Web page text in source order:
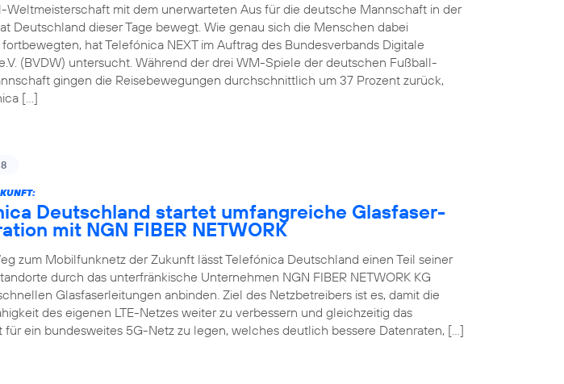
Weltmeisterschaft mit dem unerwarteten Aus für die deutsche Mannschaft in der
Deutschland dieser Tage bewegt. Wie genau sich die Menschen dabei
hat Telefónica NEXT im Auftrag des Bundesverbands Digitale
(BVDW) untersucht. Während der drei WM-Spiele der deutschen Fußball-
gingen die Reisebewegungen durchschnittlich um 37 Prozent zurück,
[…]
Deutschland startet umfangreiche Glasfaser-
mit NGN FIBER NETWORK
zum Mobilfunknetz der Zukunft lässt Telefónica Deutschland einen Teil seiner
durch das unterfränkische Unternehmen NGN FIBER NETWORK KG
Glasfaserleitungen anbinden. Ziel des Netzbetreibers ist es, damit die
des eigenen LTE-Netzes weiter zu verbessern und gleichzeitig das
für ein bundesweites 5G-Netz zu legen, welches deutlich bessere Datenraten, […]